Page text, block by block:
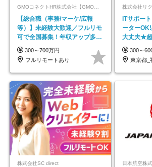
GMOコネクトHR株式会社【GMOインターネットグループ】
【総合職（事務/マーケ/広報
等）】未経験大歓迎／フルリモ
可で全国募集！年収アップ多数
★年休最大130日★
300～700万円
フルリモートあり
ITサポー
ーター
大丈夫★
ープの正社
300～
東京都_神
株式会社SC direct 日本航空株